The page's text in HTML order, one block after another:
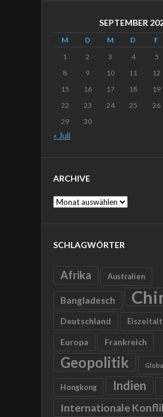
SEPTEMBER
M D M D F
1
2 3 4 5
8
9 10 11 12
15
16 17 18 19
22
23 24 25 26
29
30
« Juli
ARCHIVE
Archive
SCHLAGWÖRTER
Afrika Australien
Bangladesch
Deutschland
Europa Frankreich
Geopolitik
Hongkong Indien
Internationale